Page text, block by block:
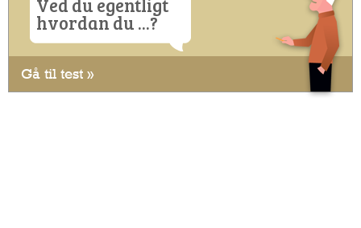
Ved du egentligt
hvordan du ...?
Gå til test »